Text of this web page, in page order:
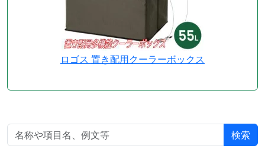
ロゴス 置き配用クーラーボックス
検索